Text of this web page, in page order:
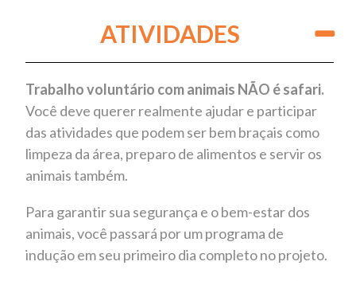
ATIVIDADES
Trabalho voluntário com animais NÃO é safari.
Você deve querer realmente ajudar e participar
das atividades que podem ser bem braçais como
limpeza da área, preparo de alimentos e servir os
animais também.
Para garantir sua segurança e o bem-estar dos
animais, você passará por um programa de
indução em seu primeiro dia completo no projeto.